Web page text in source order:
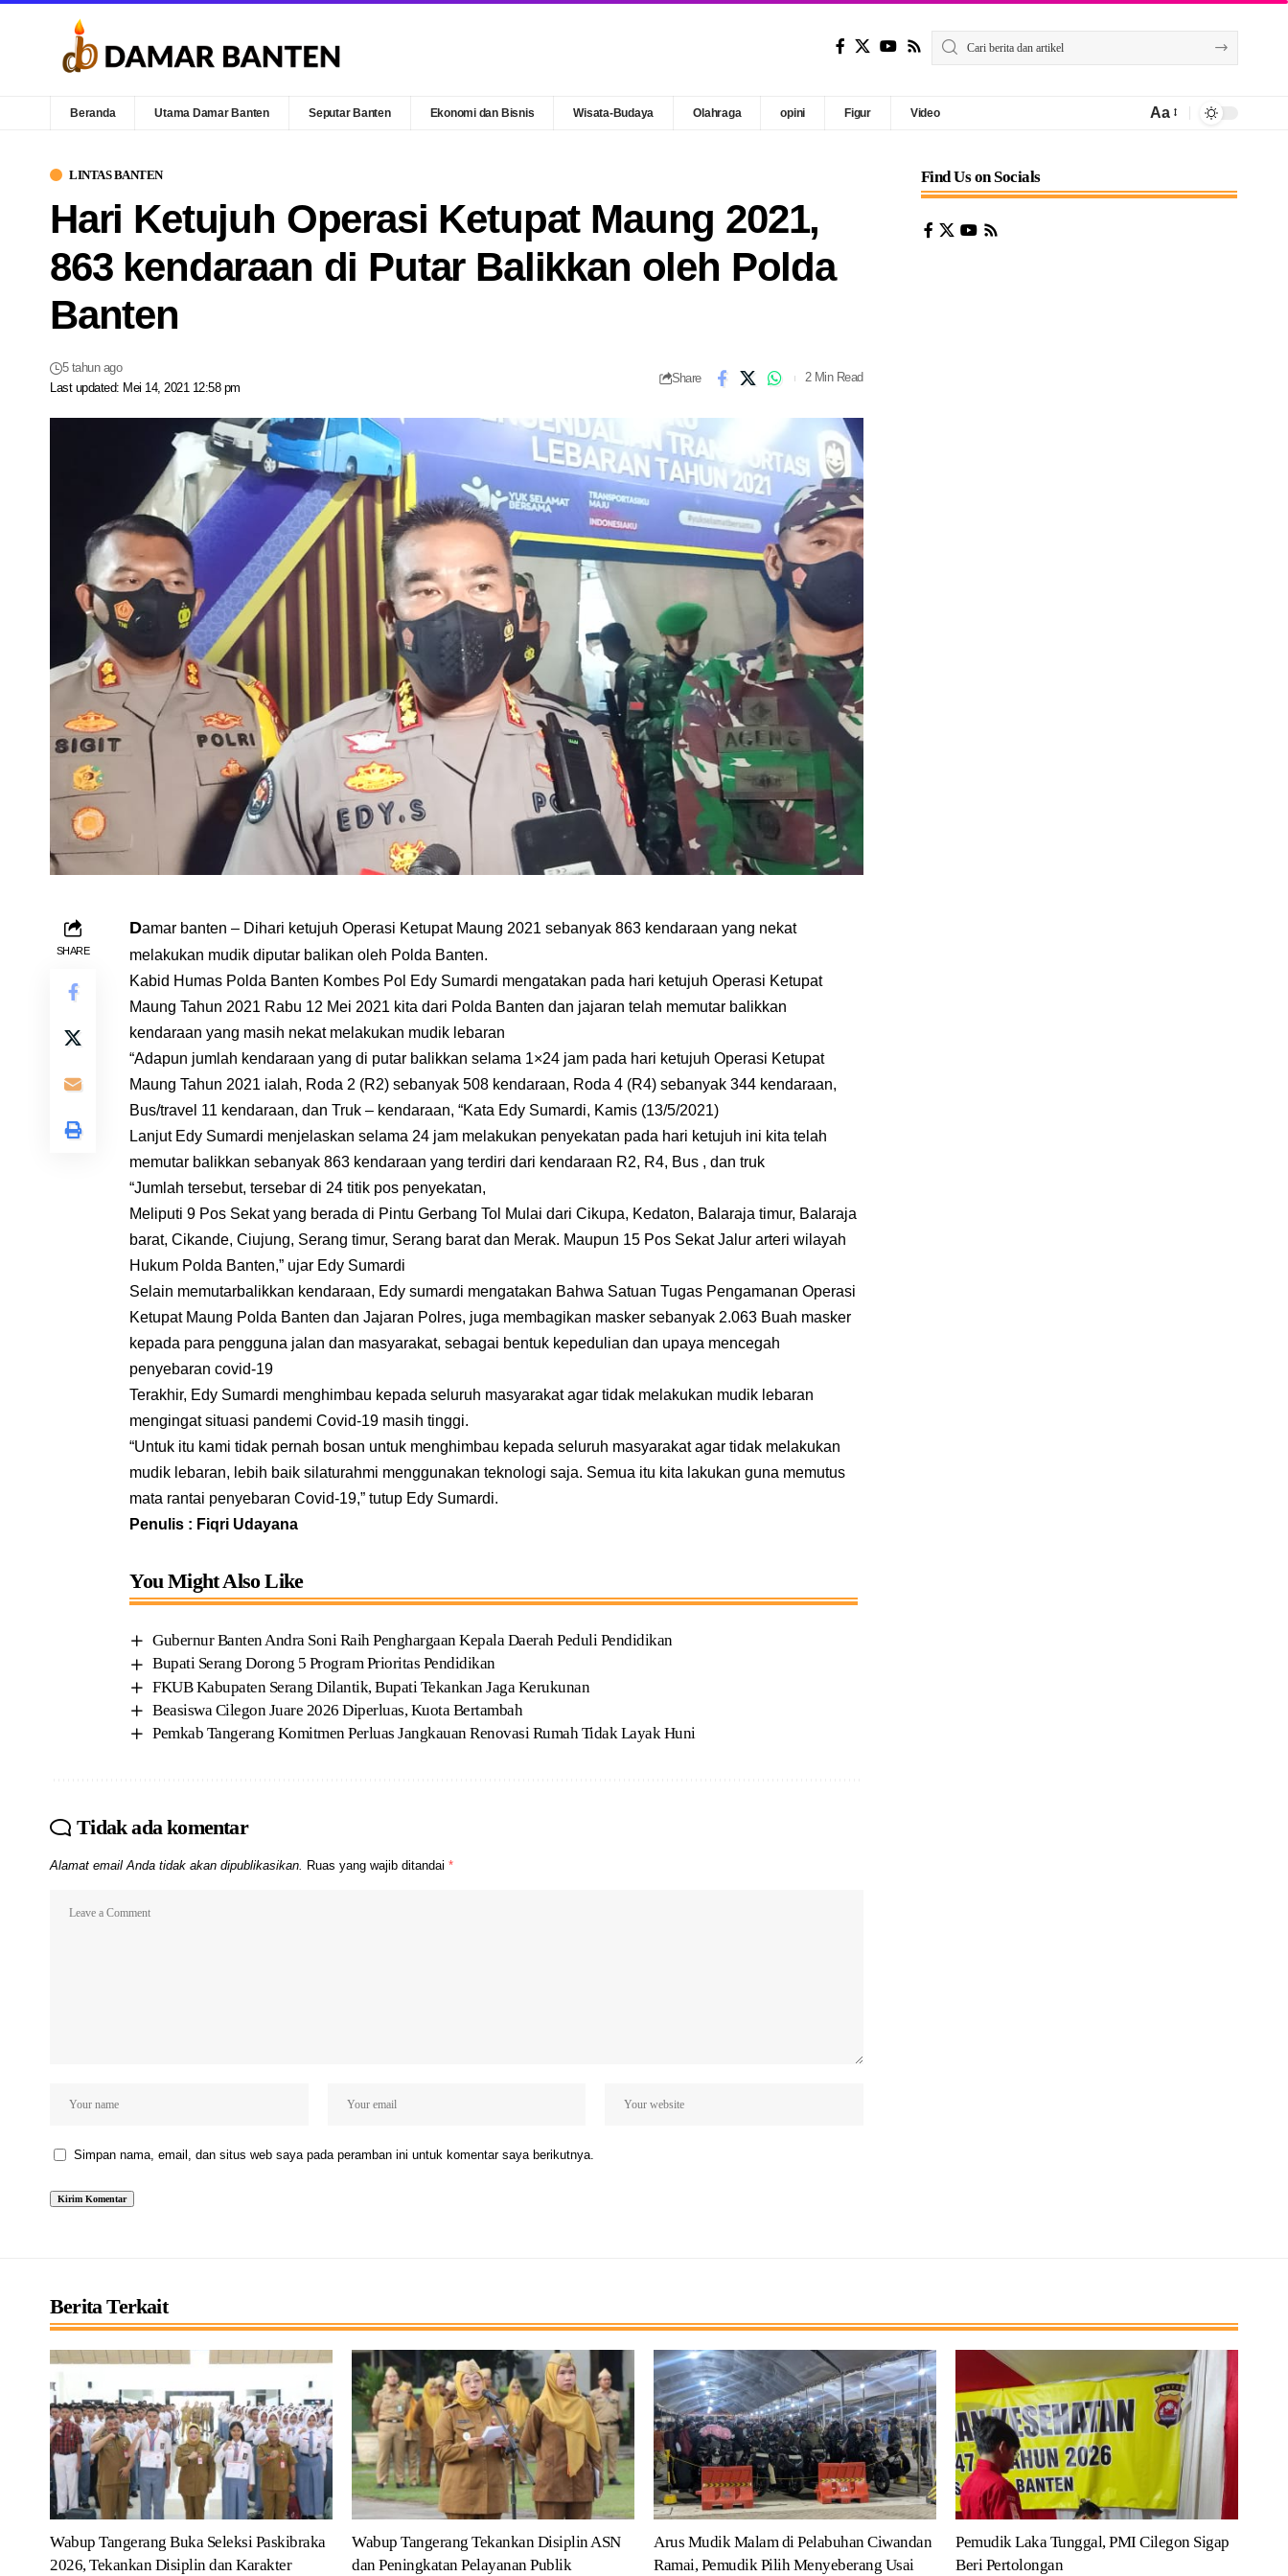
Beranda Utama Damar Banten Seputar Banten Ekonomi dan Bisnis Wisata-Budaya Olahraga opini Figur Video Aa
LINTAS BANTEN
Hari Ketujuh Operasi Ketupat Maung 2021,
863 kendaraan di Putar Balikkan oleh Polda
Banten
Last updated: Mei 14, 2021 12:58 pm
5 tahun ago
Share 2 Min Read
SHARE
Damar banten – Dihari ketujuh Operasi Ketupat Maung 2021 sebanyak 863 kendaraan yang nekat
melakukan mudik diputar balikan oleh Polda Banten.
Kabid Humas Polda Banten Kombes Pol Edy Sumardi mengatakan pada hari ketujuh Operasi Ketupat
Maung Tahun 2021 Rabu 12 Mei 2021 kita dari Polda Banten dan jajaran telah memutar balikkan
kendaraan yang masih nekat melakukan mudik lebaran
“Adapun jumlah kendaraan yang di putar balikkan selama 1×24 jam pada hari ketujuh Operasi Ketupat
Maung Tahun 2021 ialah, Roda 2 (R2) sebanyak 508 kendaraan, Roda 4 (R4) sebanyak 344 kendaraan,
Bus/travel 11 kendaraan, dan Truk – kendaraan, “Kata Edy Sumardi, Kamis (13/5/2021)
Lanjut Edy Sumardi menjelaskan selama 24 jam melakukan penyekatan pada hari ketujuh ini kita telah
memutar balikkan sebanyak 863 kendaraan yang terdiri dari kendaraan R2, R4, Bus , dan truk
“Jumlah tersebut, tersebar di 24 titik pos penyekatan,
Meliputi 9 Pos Sekat yang berada di Pintu Gerbang Tol Mulai dari Cikupa, Kedaton, Balaraja timur, Balaraja
barat, Cikande, Ciujung, Serang timur, Serang barat dan Merak. Maupun 15 Pos Sekat Jalur arteri wilayah
Hukum Polda Banten,” ujar Edy Sumardi
Selain memutarbalikkan kendaraan, Edy sumardi mengatakan Bahwa Satuan Tugas Pengamanan Operasi
Ketupat Maung Polda Banten dan Jajaran Polres, juga membagikan masker sebanyak 2.063 Buah masker
kepada para pengguna jalan dan masyarakat, sebagai bentuk kepedulian dan upaya mencegah
penyebaran covid-19
Terakhir, Edy Sumardi menghimbau kepada seluruh masyarakat agar tidak melakukan mudik lebaran
mengingat situasi pandemi Covid-19 masih tinggi.
“Untuk itu kami tidak pernah bosan untuk menghimbau kepada seluruh masyarakat agar tidak melakukan
mudik lebaran, lebih baik silaturahmi menggunakan teknologi saja. Semua itu kita lakukan guna memutus
mata rantai penyebaran Covid-19,” tutup Edy Sumardi.
Penulis : Fiqri Udayana
You Might Also Like
Gubernur Banten Andra Soni Raih Penghargaan Kepala Daerah Peduli Pendidikan
Bupati Serang Dorong 5 Program Prioritas Pendidikan
FKUB Kabupaten Serang Dilantik, Bupati Tekankan Jaga Kerukunan
Beasiswa Cilegon Juare 2026 Diperluas, Kuota Bertambah
Pemkab Tangerang Komitmen Perluas Jangkauan Renovasi Rumah Tidak Layak Huni
Tidak ada komentar
Alamat email Anda tidak akan dipublikasikan. Ruas yang wajib ditandai *
Simpan nama, email, dan situs web saya pada peramban ini untuk komentar saya berikutnya.
Find Us on Socials
Berita Terkait
Wabup Tangerang Buka Seleksi Paskibraka
2026, Tekankan Disiplin dan Karakter
Wabup Tangerang Tekankan Disiplin ASN
dan Peningkatan Pelayanan Publik
Arus Mudik Malam di Pelabuhan Ciwandan
Ramai, Pemudik Pilih Menyeberang Usai
Pemudik Laka Tunggal, PMI Cilegon Sigap
Beri Pertolongan